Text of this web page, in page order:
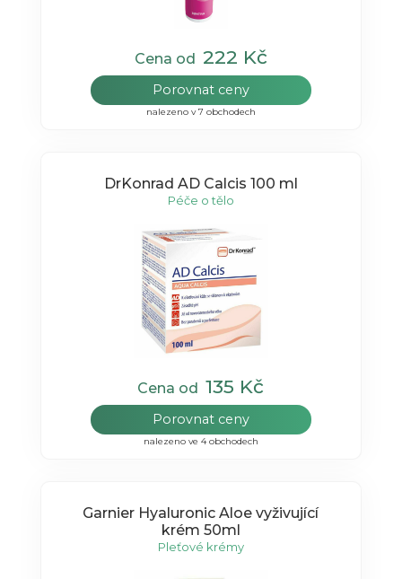
Cena od 222 Kč
Porovnat ceny
nalezeno v 7 obchodech
DrKonrad AD Calcis 100 ml
Péče o tělo
Cena od135 Kč
Porovnat ceny
nalezeno ve 4 obchodech
Garnier Hyaluronic Aloe vyživující
krém 50ml
Pleťové krémy